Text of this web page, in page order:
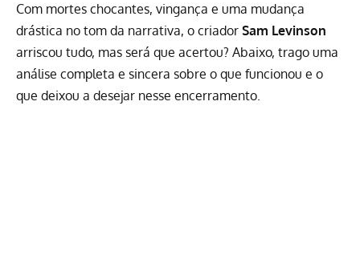
Com mortes chocantes, vingança e uma mudança
drástica no tom da narrativa, o criador Sam Levinson
arriscou tudo, mas será que acertou? Abaixo, trago uma
análise completa e sincera sobre o que funcionou e o
que deixou a desejar nesse encerramento.